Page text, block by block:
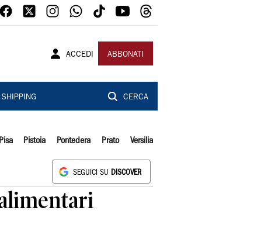
ACCEDI ABBONATI
SHIPPING CERCA
Pisa Pistoia Pontedera Prato Versilia
SEGUICI SU DISCOVER